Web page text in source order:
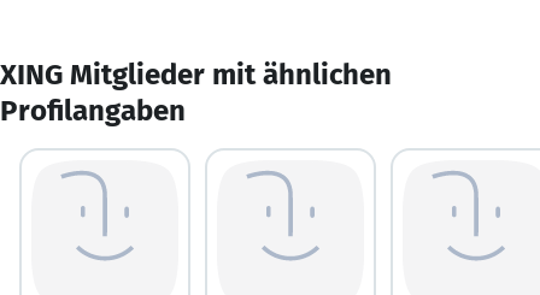
XING Mitglieder mit ähnlichen
Profilangaben